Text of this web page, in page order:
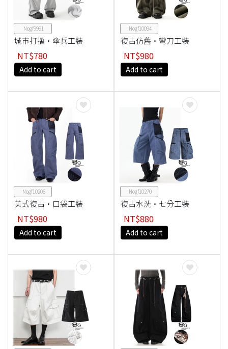
Nogf9991
城市打摺·傘兵工裝
NT$780
Add to cart
Nogf10094
復古仿舊·彎刀工裝
NT$980
Add to cart
Nogf10206
美式復古·口袋工裝
NT$980
Add to cart
Nogf10270
復古水洗·七分工裝
NT$880
Add to cart